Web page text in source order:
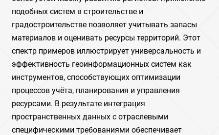
подобных систем в строительстве и
градостроительстве позволяет учитывать запасы
материалов и оценивать ресурсы территорий. Этот
спектр примеров иллюстрирует универсальность и
эффективность геоинформационных систем как
инструментов, способствующих оптимизации
процессов учёта, планирования и управления
ресурсами. В результате интеграция
пространственных данных с отраслевыми
специфическими требованиями обеспечивает